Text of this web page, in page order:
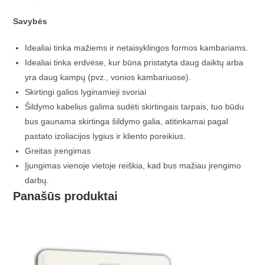
Savybės
Idealiai tinka mažiems ir netaisyklingos formos kambariams.
Idealiai tinka erdvėse, kur būna pristatyta daug daiktų arba
yra daug kampų (pvz., vonios kambariuose).
Skirtingi galios lyginamieji svoriai
Šildymo kabelius galima sudėti skirtingais tarpais, tuo būdu
bus gaunama skirtinga šildymo galia, atitinkamai pagal
pastato izoliacijos lygius ir kliento poreikius.
Greitas įrengimas
Įjungimas vienoje vietoje reiškia, kad bus mažiau įrengimo
darbų.
Panašūs produktai